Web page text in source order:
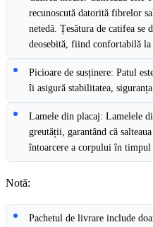
recunoscută datorită fibrelor
netedă. Țesătura de catifea se
deosebită, fiind confortabilă la
Picioare de susținere: Patul
îi asigură stabilitatea,
Lamele din placaj: Lamelele
greutății, garantând că
întoarcere a corpului în timpul
Notă:
Pachetul de livrare include